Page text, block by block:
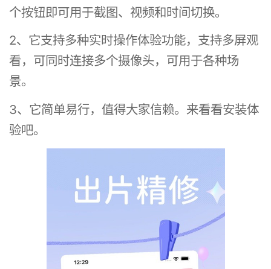
个按钮即可用于截图、视频和时间切换。
2、它支持多种实时操作体验功能，支持多屏观
看，可同时连接多个摄像头，可用于各种场
景。
3、它简单易行，值得大家信赖。来看看安装体
验吧。